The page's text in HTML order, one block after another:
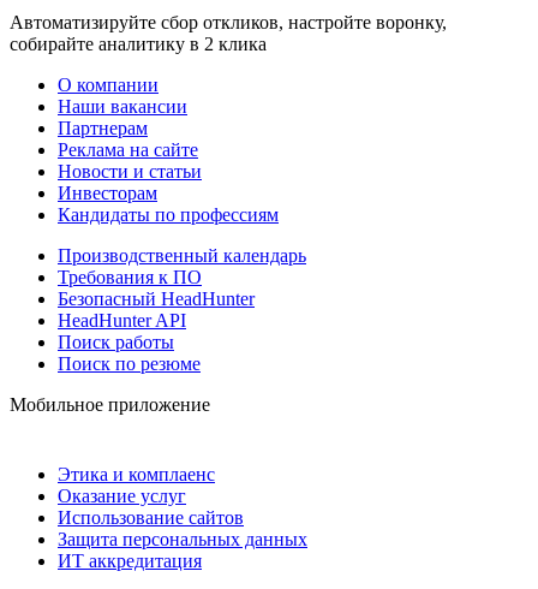
Автоматизируйте сбор откликов, настройте воронку,
собирайте аналитику в 2 клика
О компании
Наши вакансии
Партнерам
Реклама на сайте
Новости и статьи
Инвесторам
Кандидаты по профессиям
Производственный календарь
Требования к ПО
Безопасный HeadHunter
HeadHunter API
Поиск работы
Поиск по резюме
Мобильное приложение
Этика и комплаенс
Оказание услуг
Использование сайтов
Защита персональных данных
ИТ аккредитация